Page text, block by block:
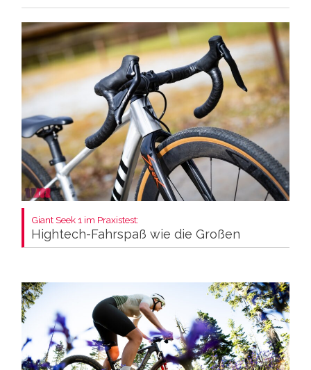
Giant Seek 1 im Praxistest:
Hightech-Fahrspaß wie die Großen